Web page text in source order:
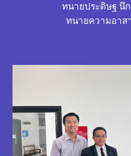
ทนายประดิษฐ นึ
ทนายความอาส